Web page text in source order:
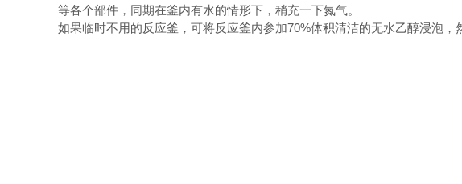
等各个部件，同期在釜内有水的情形下，稍充一下氮气。
如果临时不用的反应釜，可将反应釜内参加70%体积清洁的无水乙醇浸泡，